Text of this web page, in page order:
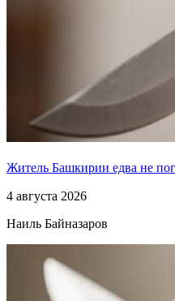
Житель Башкирии едва не
4 августа 2026
Наиль Байназаров